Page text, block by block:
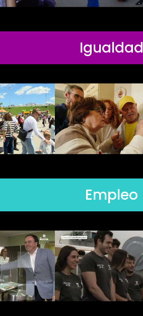
Igualdad
Empleo